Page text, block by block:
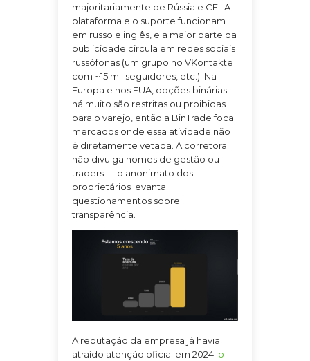
majoritariamente de Rússia e CEI. A
plataforma e o suporte funcionam
em russo e inglês, e a maior parte da
publicidade circula em redes sociais
russófonas (um grupo no VKontakte
com ~15 mil seguidores, etc.). Na
Europa e nos EUA, opções binárias
há muito são restritas ou proibidas
para o varejo, então a BinTrade foca
mercados onde essa atividade não
é diretamente vetada. A corretora
não divulga nomes de gestão ou
traders — o anonimato dos
proprietários levanta
questionamentos sobre
transparência.
A reputação da empresa já havia
atraído atenção oficial em 2024: o